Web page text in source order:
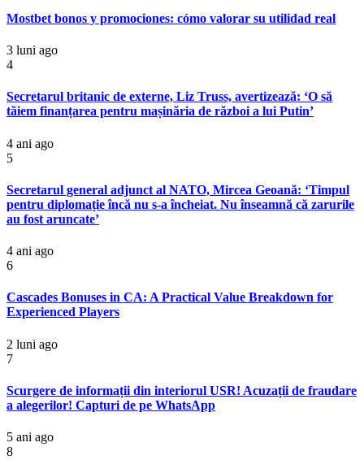
Mostbet bonos y promociones: cómo valorar su utilidad real
3 luni ago
4
Secretarul britanic de externe, Liz Truss, avertizează: ‘O să
tăiem finanțarea pentru mașinăria de război a lui Putin’
4 ani ago
5
Secretarul general adjunct al NATO, Mircea Geoană: ‘Timpul
pentru diplomație încă nu s-a încheiat. Nu înseamnă că zarurile
au fost aruncate’
4 ani ago
6
Cascades Bonuses in CA: A Practical Value Breakdown for
Experienced Players
2 luni ago
7
Scurgere de informații din interiorul USR! Acuzații de fraudare
a alegerilor! Capturi de pe WhatsApp
5 ani ago
8